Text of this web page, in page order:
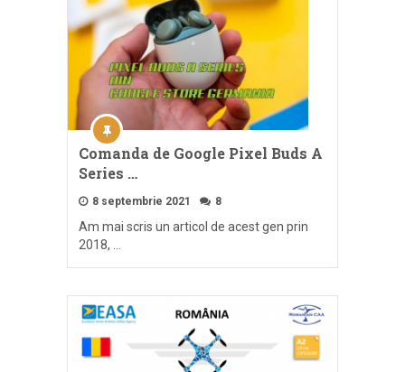
Comanda de Google Pixel Buds A
Series …
8 septembrie 2021 8
Am mai scris un articol de acest gen prin
2018, …